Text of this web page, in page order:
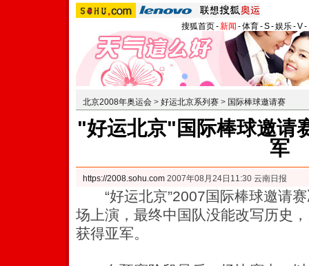
搜狐首页-新闻 -体育-S-娱乐-V-
北京2008年奥运会 > 好运北京系列赛 > 国际棒球邀请赛
"好运北京"国际棒球邀请
军
https://2008.sohu.com 2007年08月24日11:30 云南日报
“好运北京”2007国际棒球邀请赛
场上演，最终中国队没能改写历史
获得亚军。